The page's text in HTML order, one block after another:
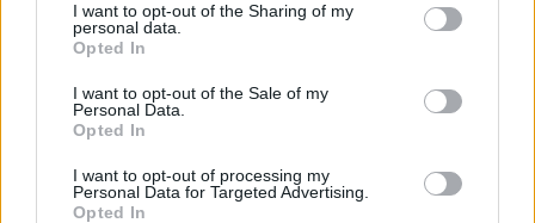
not limited to your visit or usage behaviour. You may click to
grant or deny consent to Google and its third-party tags to
use your data for below specified purposes in below Google
consent section.
I want to opt-out of the Sharing of my
personal data.
Opted In
I want to opt-out of the Sale of my
Personal Data.
Opted In
I want to opt-out of processing my
Personal Data for Targeted Advertising.
Opted In
FCC: Ο νέος επιταχυντής σωματιδίων
για να εντοπιστεί σκοτεινή ύλη και
σκοτεινή ενέργεια